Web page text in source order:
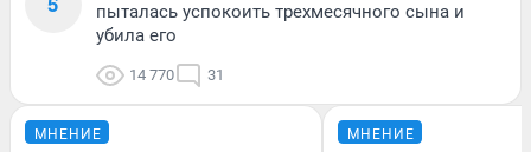
пыталась успокоить трехмесячного сына и
убила его
14 770 31
МНЕНИЕ МНЕНИЕ